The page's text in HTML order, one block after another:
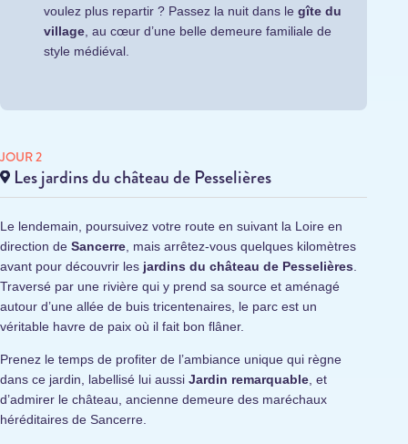
voulez plus repartir ? Passez la nuit dans le gîte du
village, au cœur d’une belle demeure familiale de
style médiéval.
JOUR 2
Les jardins du château de Pesselières
Le lendemain, poursuivez votre route en suivant la Loire en
direction de Sancerre, mais arrêtez-vous quelques kilomètres
avant pour découvrir les jardins du château de Pesselières.
Traversé par une rivière qui y prend sa source et aménagé
autour d’une allée de buis tricentenaires, le parc est un
véritable havre de paix où il fait bon flâner.
Prenez le temps de profiter de l’ambiance unique qui règne
dans ce jardin, labellisé lui aussi Jardin remarquable, et
d’admirer le château, ancienne demeure des maréchaux
héréditaires de Sancerre.